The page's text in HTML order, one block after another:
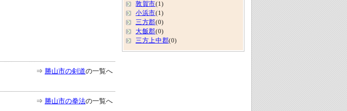
⇒ 勝山市の剣道の一覧へ
⇒ 勝山市の拳法の一覧へ
敦賀市(1)
小浜市(1)
三方郡(0)
大飯郡(0)
三方上中郡(0)